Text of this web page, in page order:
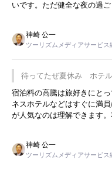
いです。ただ健全な夜の過
ような意味で、金曜夜にこ
限らず外国人にとっても楽
神崎 公一
ツーリズムメディアサービ
待ってたぜ夏休み ホテ
宿泊料の高騰は旅好きにと
ネスホテルなどはすぐに満
が人気なのは理解できます
をした時は、移動はグレイ
用してホテル代を浮かせて
す。若い人が夜行バスで京
が残らないのかなと思ってし
神崎 公一
ツーリズムメディアサービ